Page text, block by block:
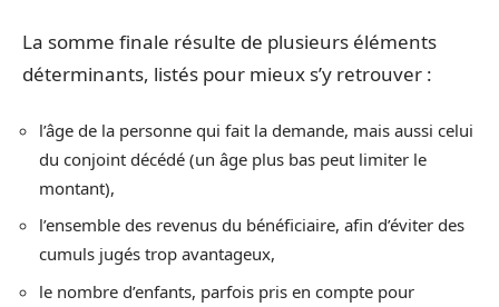
La somme finale résulte de plusieurs éléments
déterminants, listés pour mieux s’y retrouver :
l’âge de la personne qui fait la demande, mais aussi celui
du conjoint décédé (un âge plus bas peut limiter le
montant),
l’ensemble des revenus du bénéficiaire, afin d’éviter des
cumuls jugés trop avantageux,
le nombre d’enfants, parfois pris en compte pour